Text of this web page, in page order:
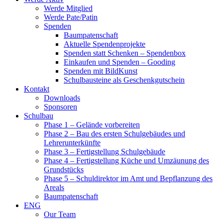
Werde Mitglied
Werde Pate/Patin
Spenden
Baumpatenschaft
Aktuelle Spendenprojekte
Spenden statt Schenken – Spendenbox
Einkaufen und Spenden – Gooding
Spenden mit BildKunst
Schulbausteine als Geschenkgutschein
Kontakt
Downloads
Sponsoren
Schulbau
Phase 1 – Gelände vorbereiten
Phase 2 – Bau des ersten Schulgebäudes und
Lehrerunterkünfte
Phase 3 – Fertigstellung Schulgebäude
Phase 4 – Fertigstellung Küche und Umzäunung des
Grundstücks
Phase 5 – Schuldirektor im Amt und Bepflanzung des
Areals
Baumpatenschaft
ENG
Our Team